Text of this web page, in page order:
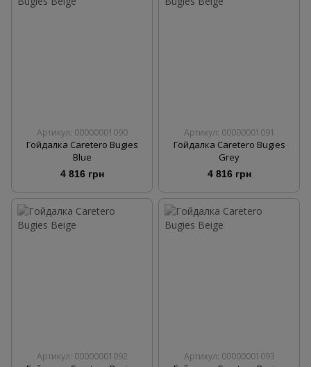
Артикул: 00000001090
Гойдалка Caretero Bugies
Blue
4 816 грн
Артикул: 00000001091
Гойдалка Caretero Bugies
Grey
4 816 грн
Артикул: 00000001092 Артикул: 00000001093